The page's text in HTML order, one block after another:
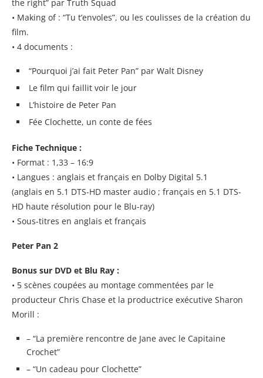
the right” par Truth Squad
• Making of : “Tu t’envoles”, ou les coulisses de la création du
film.
• 4 documents :
“Pourquoi j’ai fait Peter Pan” par Walt Disney
Le film qui faillit voir le jour
L’histoire de Peter Pan
Fée Clochette, un conte de fées
Fiche Technique :
• Format : 1,33 – 16:9
• Langues : anglais et français en Dolby Digital 5.1
(anglais en 5.1 DTS-HD master audio ; français en 5.1 DTS-
HD haute résolution pour le Blu-ray)
• Sous-titres en anglais et français
Peter Pan 2
Bonus sur DVD et Blu Ray :
• 5 scènes coupées au montage commentées par le
producteur Chris Chase et la productrice exécutive Sharon
Morill :
– “La première rencontre de Jane avec le Capitaine
Crochet”
– “Un cadeau pour Clochette”